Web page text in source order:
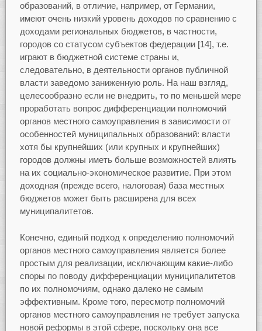
образований, в отличие, например, от Германии,
имеют очень низкий уровень доходов по сравнению с
доходами региональных бюджетов, в частности,
городов со статусом субъектов федерации [14], т.е.
играют в бюджетной системе страны и,
следовательно, в деятельности органов публичной
власти заведомо заниженную роль. На наш взгляд,
целесообразно если не внедрить, то по меньшей мере
проработать вопрос дифференциации полномочий
органов местного самоуправления в зависимости от
особенностей муниципальных образований: власти
хотя бы крупнейших (или крупных и крупнейших)
городов должны иметь больше возможностей влиять
на их социально-экономическое развитие. При этом
доходная (прежде всего, налоговая) база местных
бюджетов может быть расширена для всех
муниципалитетов.
Конечно, единый подход к определению полномочий
органов местного самоуправления является более
простым для реализации, исключающим какие-либо
споры по поводу дифференциации муниципалитетов
по их полномочиям, однако далеко не самым
эффективным. Кроме того, пересмотр полномочий
органов местного самоуправления не требует запуска
новой реформы в этой сфере, поскольку она все